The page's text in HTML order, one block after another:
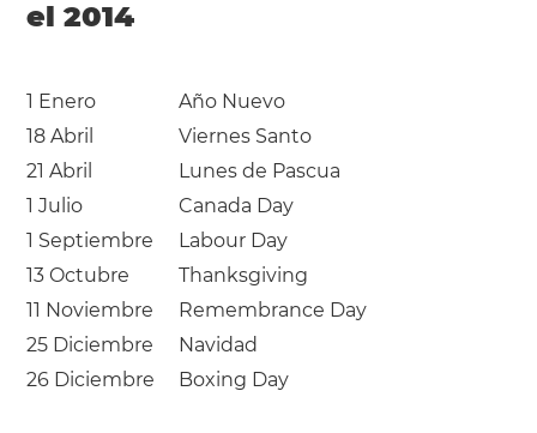
el 2014
1 Enero
Año Nuevo
18 Abril
Viernes Santo
21 Abril
Lunes de Pascua
1 Julio
Canada Day
1 Septiembre
Labour Day
13 Octubre
Thanksgiving
11 Noviembre
Remembrance Day
25 Diciembre
Navidad
26 Diciembre
Boxing Day